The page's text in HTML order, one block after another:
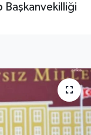
Başkanvekilliği